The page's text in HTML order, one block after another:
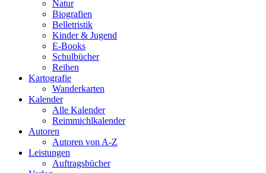
Natur
Biografien
Belletristik
Kinder & Jugend
E-Books
Schulbücher
Reihen
Kartografie
Wanderkarten
Kalender
Alle Kalender
Reimmichlkalender
Autoren
Autoren von A-Z
Leistungen
Auftragsbücher